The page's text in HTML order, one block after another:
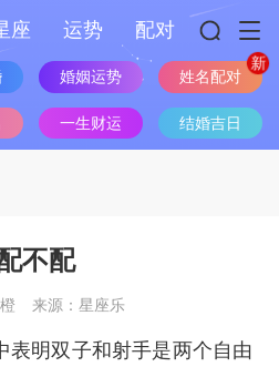
座 运势 配对
婚姻运势 姓名配对
一生财运 结婚吉日
不配
来源：星座乐
表明双子和射手是两个自由